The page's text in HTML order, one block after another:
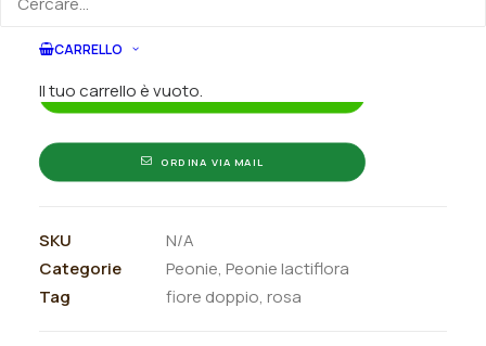
CARRELLO
Il tuo carrello è vuoto.
indicando la dimensione del vaso desiderata e la
ORDINA SU WHATSAPP
ORDINA VIA MAIL
SKU
N/A
Categorie
Peonie, Peonie lactiflora
Tag
fiore doppio, rosa